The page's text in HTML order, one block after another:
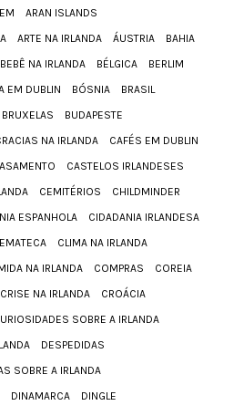
ARAN ISLANDS
ARTE NA IRLANDA ÁUSTRIA
BAHIA
BEBÊ NA IRLANDA BÉLGICA
BERLIM
EM DUBLIN BÓSNIA
BRASIL
BRUXELAS
BUDAPESTE
NA IRLANDA
CAFÉS EM DUBLIN
CASTELOS IRLANDESES
CEMITÉRIOS
CHILDMINDER
ESPANHOLA
CIDADANIA IRLANDESA
CLIMA NA IRLANDA
NA IRLANDA COMPRAS
COREIA
CRISE NA IRLANDA
CROÁCIA
SOBRE A IRLANDA
DESPEDIDAS
SOBRE A IRLANDA
DINAMARCA
DINGLE